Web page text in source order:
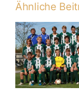
Ähnliche